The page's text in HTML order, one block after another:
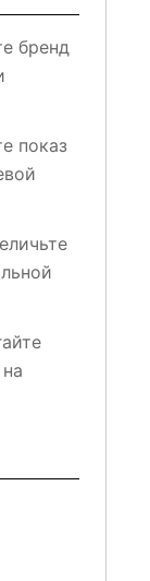
бренд
показ